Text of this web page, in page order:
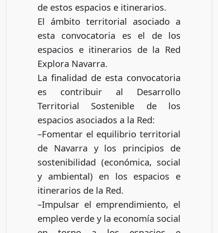
de estos espacios e itinerarios.
El ámbito territorial asociado a
esta convocatoria es el de los
espacios e itinerarios de la Red
Explora Navarra.
La finalidad de esta convocatoria
es contribuir al Desarrollo
Territorial Sostenible de los
espacios asociados a la Red:
–Fomentar el equilibrio territorial
de Navarra y los principios de
sostenibilidad (económica, social
y ambiental) en los espacios e
itinerarios de la Red.
–Impulsar el emprendimiento, el
empleo verde y la economía social